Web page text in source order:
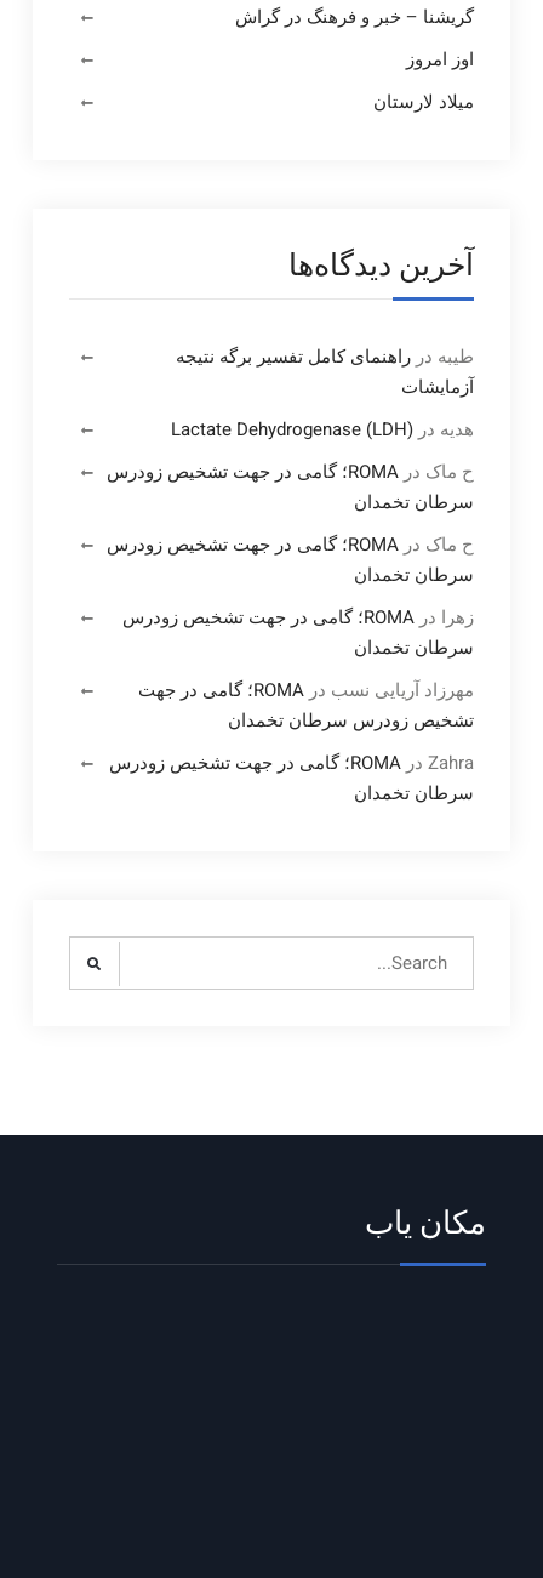
گریشنا – خبر و فرهنگ در گراش
اوز امروز
میلاد لارستان
آخرین دیدگاه‌ها
طیبه در راهنمای کامل تفسیر برگه نتیجه
آزمایشات
هدیه در Lactate Dehydrogenase (LDH)
ح ماک در
ROMA؛ گامی در جهت تشخیص زودرس
سرطان تخمدان
ح ماک در
ROMA؛ گامی در جهت تشخیص زودرس
سرطان تخمدان
زهرا در
ROMA؛ گامی در جهت تشخیص زودرس
سرطان تخمدان
مهرزاد آریایی نسب در
ROMA؛ گامی در جهت
تشخیص زودرس سرطان تخمدان
Zahraدر
ROMA؛ گامی در جهت تشخیص زودرس
سرطان تخمدان
Search
مکان یاب